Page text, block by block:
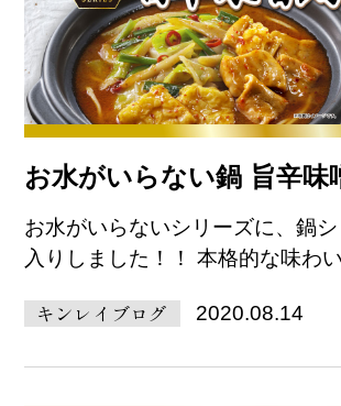
お水がいらない鍋 旨辛味
お水がいらないシリーズに、鍋
入りしました！！ 本格的な味わ
キンレイブログ 2020.08.14